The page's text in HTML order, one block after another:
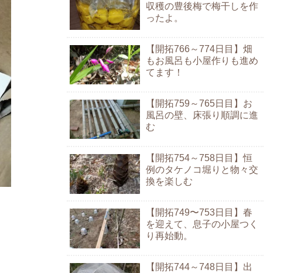
収穫の豊後梅で梅干しを作
ったよ。
【開拓766～774日目】畑
もお風呂も小屋作りも進め
てます！
【開拓759～765日目】お
風呂の壁、床張り順調に進
む
【開拓754～758日目】恒
例のタケノコ堀りと物々交
換を楽しむ
【開拓749〜753日目】春
を迎えて、息子の小屋つく
り再始動。
【開拓744～748日目】出